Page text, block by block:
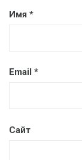
Имя *
Email *
Сайт